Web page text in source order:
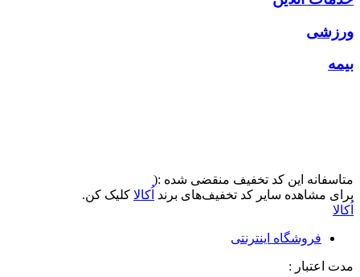
ورزشی
بیمه
متاسفانه این کد تخفیف منقضی شده :(
برای مشاهده سایر کد تخفیف‌های برند اُکالا کلیک کن.
اُکالا
فروشگاه اینترنتی
مدت اعتبار :